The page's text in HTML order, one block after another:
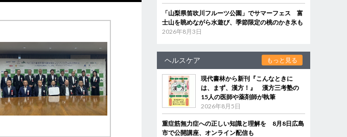
「山梨県笛吹川フルーツ公園」でサマーフェス 富
士山を眺めながら水遊び、季節限定の桃のかき氷も
2026年8月3日
ヘルスケア もっと見る
現代書林から新刊『こんなときに
は、まず、漢方！』 漢方三考塾の
15人の医師や薬剤師が執筆
2026年8月5日
重症筋無力症への正しい知識と理解を 8月8日広島
市で公開講座、オンライン配信も